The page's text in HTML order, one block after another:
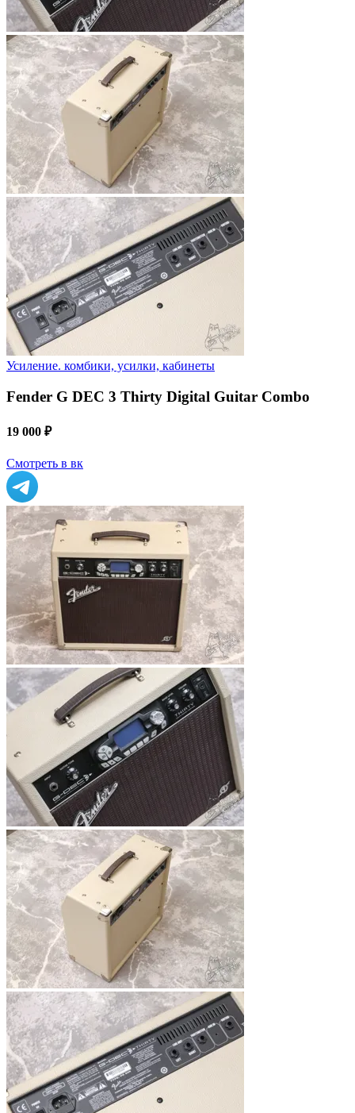
Усиление. комбики, усилки, кабинеты
Fender G DEC 3 Thirty Digital Guitar Combo
19 000 ₽
Смотреть в вк